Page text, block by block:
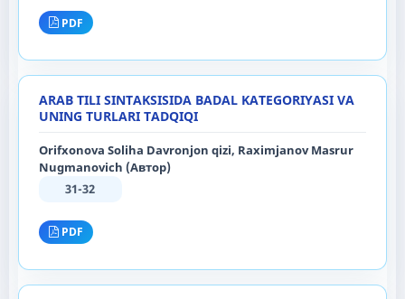
PDF
ARAB TILI SINTAKSISIDA BADAL KATEGORIYASI VA
UNING TURLARI TADQIQI
Orifxonova Soliha Davronjon qizi, Raximjanov Masrur
Nugmanovich (Автор)
31-32
PDF